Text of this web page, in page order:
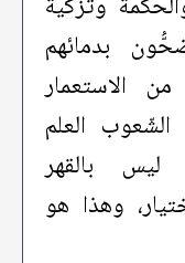
بدمائهم
الاستعمار
الشّعوب العلم
ليس بالقهر
وهذا هو